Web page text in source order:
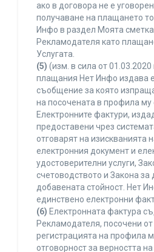
ако в договора не е
получаване на плащането
Инфо в раздел Моята
Рекламодателя като
Услугата.
(5) (изм. в сила от 01.03.2020
плащания Нет Инфо издава
съобщение за която
на посочената в профила
Електронните фактури,
предоставени чрез
отговарят на изискванията
електронния документ и
удостоверителни услуги,
счетоводството и Закона
добавената стойност. Нет
единствено електронни
(6) Електронната фактура
Рекламодателя, посочени
регистрацията на профила
отговорност за верността